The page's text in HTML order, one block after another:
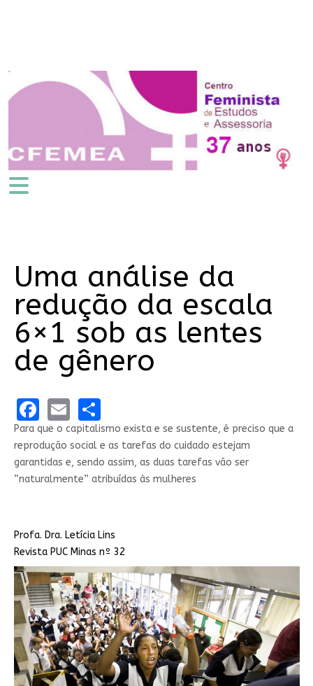
Uma análise da
redução da escala
6×1 sob as lentes
de gênero
Facebook
EmailShare
Para que o capitalismo exista e se sustente, é preciso que a
reprodução social e as tarefas do cuidado estejam
garantidas e, sendo assim, as duas tarefas vão ser
“naturalmente” atribuídas às mulheres
Profa. Dra. Letícia Lins
Revista PUC Minas nº 32